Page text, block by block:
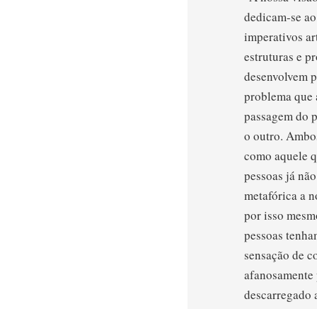
dedicam-se
imperativos
estruturas e
desenvolvem
problema que
passagem do
o outro.
como aquele
pessoas já
metafórica a
por isso
pessoas
sensação de
descarregado